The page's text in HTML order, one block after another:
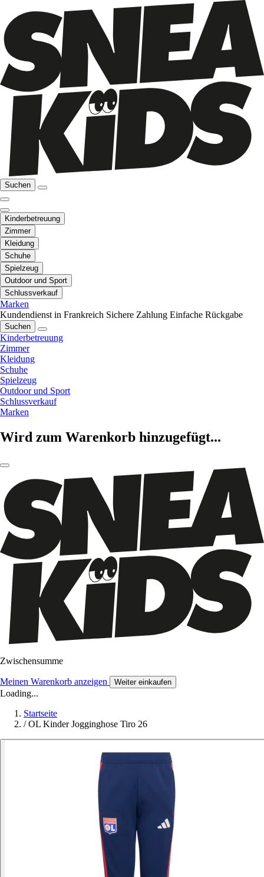
Suchen
Kinderbetreuung
Zimmer
Kleidung
Schuhe
Spielzeug
Outdoor und Sport
Schlussverkauf
Marken
Kundendienst in Frankreich Sichere Zahlung Einfache Rückgabe
Suchen
Kinderbetreuung
Zimmer
Kleidung
Schuhe
Spielzeug
Outdoor und Sport
Schlussverkauf
Marken
Wird zum Warenkorb hinzugefügt...
Zwischensumme
Meinen Warenkorb anzeigen Weiter einkaufen
Loading...
Startseite
/ OL Kinder Jogginghose Tiro 26